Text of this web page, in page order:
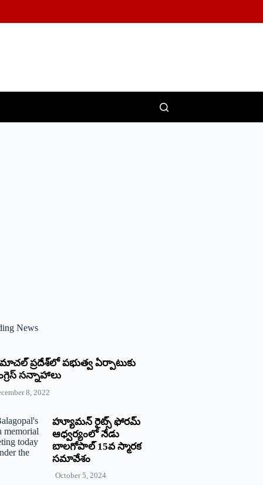
News
‌ప్రదేశ్‌లో పభుత్వ ఏర్పాటుకు
‌సన్నాహాలు
8, 2022
హ్యూమన్‌ రైట్స్‌ ఫోరమ్‌
ఆధ్వర్యంలో నేడు
బాలగోపాల్‌ 15వ స్మారక
సమావేశం
October 5, 2024